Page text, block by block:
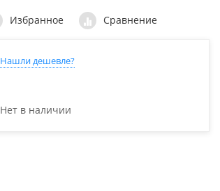
Избранное Сравнение
Нашли дешевле?
Нет в наличии